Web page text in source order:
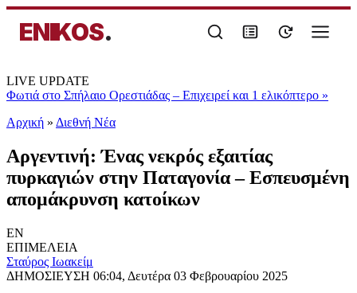
ENIKOS.
LIVE UPDATE
Φωτιά στο Σπήλαιο Ορεστιάδας – Επιχειρεί και 1 ελικόπτερο »
Αρχική » Διεθνή Νέα
Αργεντινή: Ένας νεκρός εξαιτίας
πυρκαγιών στην Παταγονία – Εσπευσμένη
απομάκρυνση κατοίκων
EN
ΕΠΙΜΕΛΕΙΑ
Σταύρος Ιωακείμ
ΔΗΜΟΣΙΕΥΣΗ 06:04, Δευτέρα 03 Φεβρουαρίου 2025